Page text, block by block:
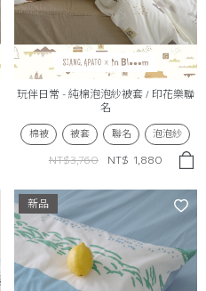
玩伴日常 - 純棉泡泡紗被套 / 印花樂聯
名
棉被 被套 聯名 泡泡紗
NT$3,760 NT$ 1,880
新品